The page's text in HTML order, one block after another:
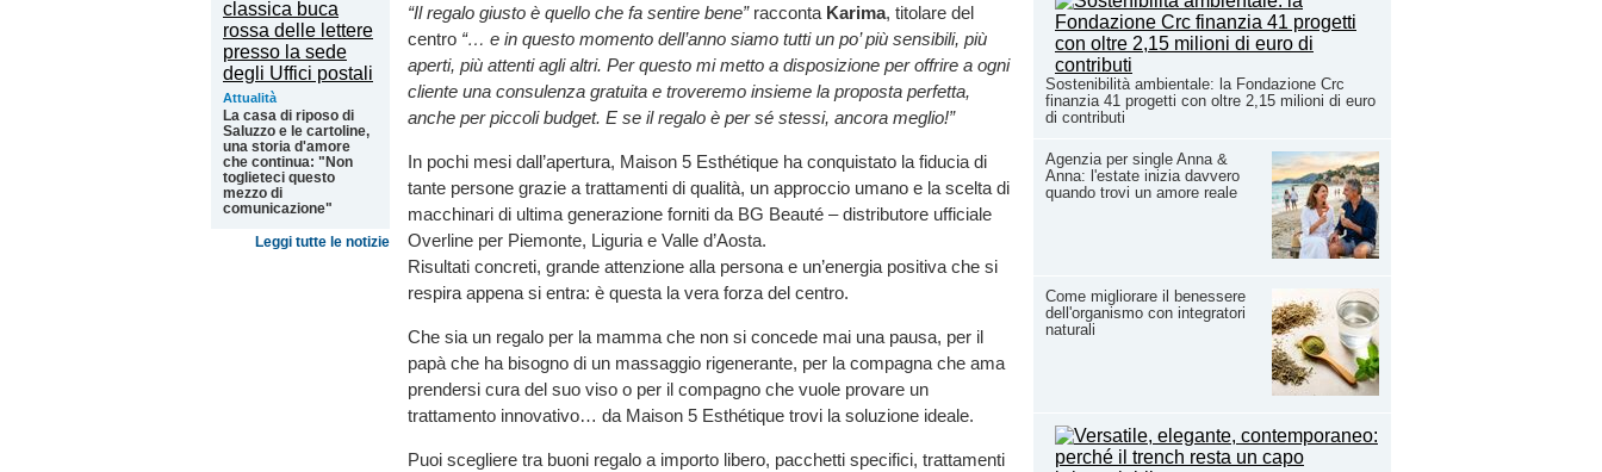
Sostenibilità ambientale: la Fondazione Crc
finanzia 41 progetti con oltre 2,15 milioni di euro
di contributi
Agenzia per single Anna &
Anna: l'estate inizia davvero
quando trovi un amore reale
Come migliorare il benessere
dell'organismo con integratori
naturali
Attualità
La casa di riposo di
Saluzzo e le cartoline,
una storia d'amore
che continua: "Non
toglieteci questo
mezzo di
comunicazione"
Leggi tutte le notizie
“Il regalo giusto è quello che fa sentire bene” racconta Karima, titolare del
centro “… e in questo momento dell’anno siamo tutti un po’ più sensibili, più
aperti, più attenti agli altri. Per questo mi metto a disposizione per offrire a ogni
cliente una consulenza gratuita e troveremo insieme la proposta perfetta,
anche per piccoli budget. E se il regalo è per sé stessi, ancora meglio!”
In pochi mesi dall’apertura, Maison 5 Esthétique ha conquistato la fiducia di
tante persone grazie a trattamenti di qualità, un approccio umano e la scelta di
macchinari di ultima generazione forniti da BG Beauté – distributore ufficiale
Overline per Piemonte, Liguria e Valle d’Aosta.
Risultati concreti, grande attenzione alla persona e un’energia positiva che si
respira appena si entra: è questa la vera forza del centro.
Che sia un regalo per la mamma che non si concede mai una pausa, per il
papà che ha bisogno di un massaggio rigenerante, per la compagna che ama
prendersi cura del suo viso o per il compagno che vuole provare un
trattamento innovativo… da Maison 5 Esthétique trovi la soluzione ideale.
Puoi scegliere tra buoni regalo a importo libero, pacchetti specifici, trattamenti